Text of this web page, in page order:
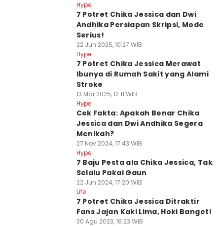
Hype
7 Potret Chika Jessica dan Dwi
Andhika Persiapan Skripsi, Mode
Serius!
22 Jun 2025, 10:27 WIB
Hype
7 Potret Chika Jessica Merawat
Ibunya di Rumah Sakit yang Alami
Stroke
13 Mar 2025, 12:11 WIB
Hype
Cek Fakta: Apakah Benar Chika
Jessica dan Dwi Andhika Segera
Menikah?
27 Nov 2024, 17:43 WIB
Hype
7 Baju Pesta ala Chika Jessica, Tak
Selalu Pakai Gaun
22 Jun 2024, 17:20 WIB
Life
7 Potret Chika Jessica Ditraktir
Fans Jajan Kaki Lima, Hoki Banget!
30 Agu 2023, 16:23 WIB